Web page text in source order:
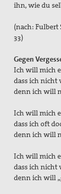
ihn, wie du
(nach: Fulbert
33)
Gegen
Ich will mich
dass ich nicht
denn ich will
Ich will mich
dass ich oft
denn ich will
Ich will mich
dass ich nicht
denn ich will